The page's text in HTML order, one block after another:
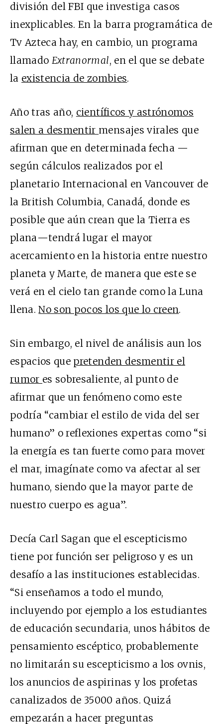
división del FBI que investiga casos
inexplicables. En la barra programática de
Tv Azteca hay, en cambio, un programa
llamado Extranormal, en el que se debate
la existencia de zombies.
Año tras año, científicos y astrónomos
salen a desmentir mensajes virales que
afirman que en determinada fecha —
según cálculos realizados por el
planetario Internacional en Vancouver de
la British Columbia, Canadá, donde es
posible que aún crean que la Tierra es
plana—tendrá lugar el mayor
acercamiento en la historia entre nuestro
planeta y Marte, de manera que este se
verá en el cielo tan grande como la Luna
llena.No son pocos los que lo creen.
Sin embargo, el nivel de análisis aun los
espacios que pretenden desmentir el
rumor es sobresaliente, al punto de
afirmar que un fenómeno como este
podría “cambiar el estilo de vida del ser
humano” o reflexiones expertas como “si
la energía es tan fuerte como para mover
el mar, imagínate como va afectar al ser
humano, siendo que la mayor parte de
nuestro cuerpo es agua”.
Decía Carl Sagan que el escepticismo
tiene por función ser peligroso y es un
desafío a las instituciones establecidas.
“Si enseñamos a todo el mundo,
incluyendo por ejemplo a los estudiantes
de educación secundaria, unos hábitos de
pensamiento escéptico, probablemente
no limitarán su escepticismo a los ovnis,
los anuncios de aspirinas y los profetas
canalizados de 35000 años. Quizá
empezarán a hacer preguntas